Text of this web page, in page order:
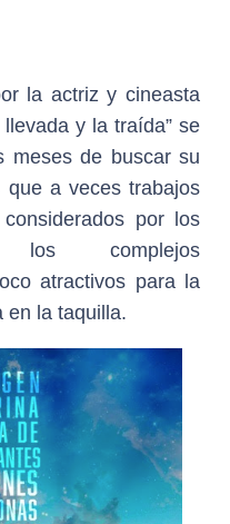
la actriz y cineasta
y la traída” se
meses de buscar su
que a veces trabajos
por los
los complejos
atractivos para la
en la taquilla.